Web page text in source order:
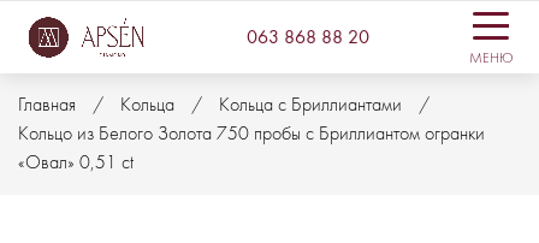
063 868 88 20
МЕНЮ
Главная Кольца
Кольца с Бриллиантами
Кольцо из Белого Золота 750 пробы с Бриллиантом огранки
«Овал» 0,51 ct